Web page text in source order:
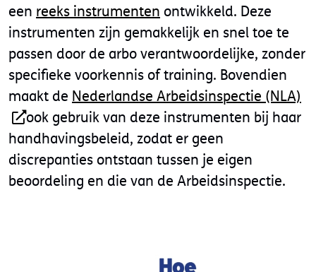
een reeks instrumenten ontwikkeld. Deze
instrumenten zijn gemakkelijk en snel toe te
passen door de arbo verantwoordelijke, zonder
specifieke voorkennis of training. Bovendien
maakt de Nederlandse Arbeidsinspectie (NLA)
ook gebruik van deze instrumenten bij haar
handhavingsbeleid, zodat er geen
discrepanties ontstaan tussen je eigen
beoordeling en die van de Arbeidsinspectie.